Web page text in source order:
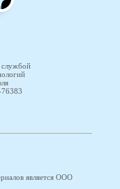
службой
является ООО